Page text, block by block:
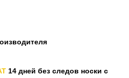
14 дней без следов носки с